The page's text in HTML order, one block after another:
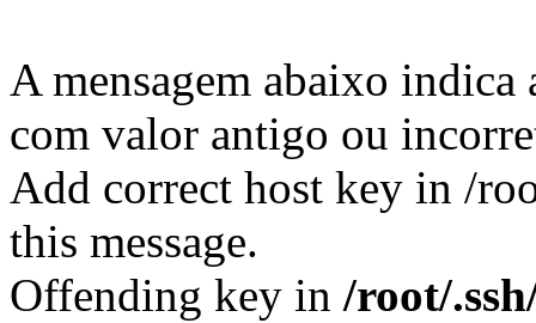
A mensagem abaixo indica
com valor antigo ou
Add correct host key in /
this message.
Offending key in /root/